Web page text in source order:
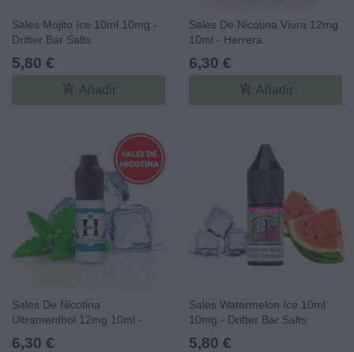
Sales Mojito Ice 10ml 10mg -
Drifter Bar Salts
5,80 €
add_shopping_cart Añadir
Sales De Nicotina Viura 12mg
10ml - Herrera
6,30 €
add_shopping_cart Añadir
Sales De Nicotina
Ultramenthol 12mg 10ml -
6,30 €
Sales Watermelon Ice 10ml
10mg - Drifter Bar Salts
5,80 €